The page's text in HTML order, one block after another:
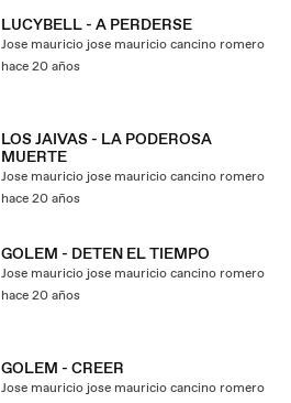
LUCYBELL - A PERDERSE
Jose mauricio jose mauricio cancino romero
hace 20 años
LOS JAIVAS - LA PODEROSA
MUERTE
Jose mauricio jose mauricio cancino romero
hace 20 años
GOLEM - DETEN EL TIEMPO
Jose mauricio jose mauricio cancino romero
hace 20 años
GOLEM - CREER
Jose mauricio jose mauricio cancino romero